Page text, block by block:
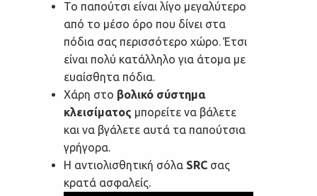
Το παπούτσι είναι λίγο μεγαλύτερο
από το μέσο όρο που δίνει στα
πόδια σας περισσότερο χώρο. Έτσι
είναι πολύ κατάλληλο για άτομα με
ευαίσθητα πόδια.
Χάρη στο βολικό σύστημα
κλεισίματος μπορείτε να βάλετε
και να βγάλετε αυτά τα παπούτσια
γρήγορα.
Η αντιολισθητική σόλα SRC σας
κρατά ασφαλείς.